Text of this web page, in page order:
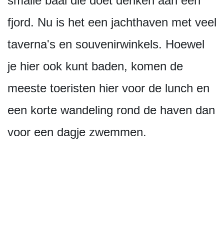
fjord. Nu is het een jachthaven met veel
taverna's en souvenirwinkels. Hoewel
je hier ook kunt baden, komen de
meeste toeristen hier voor de lunch en
een korte wandeling rond de haven dan
voor een dagje zwemmen.